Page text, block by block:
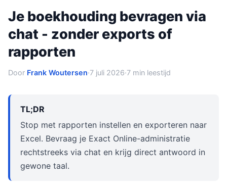
Je boekhouding bevragen via
chat - zonder exports of
rapporten
Door Frank Woutersen·7 juli 2026·7 min leestijd
TL;DR
Stop met rapporten instellen en exporteren naar
Excel. Bevraag je Exact Online-administratie
rechtstreeks via chat en krijg direct antwoord in
gewone taal.